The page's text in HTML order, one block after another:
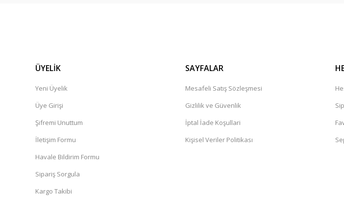
ÜYELİK
Yeni Üyelik
Üye Girişi
Şifremi Unuttum
İletişim Formu
Havale Bildirim Formu
Sipariş Sorgula
Kargo Takibi
SAYFALAR
Mesafeli Satış Sözleşmesi
Gizlilik ve Güvenlik
İptal İade Koşullari
Kişisel Veriler Politikası